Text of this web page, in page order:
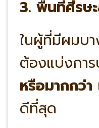
3. พื้นที่ศีรษ
ในผู้ที่มีผมบ
ต้องแบ่งกา
หรือมากกว่า
ดีที่สุด